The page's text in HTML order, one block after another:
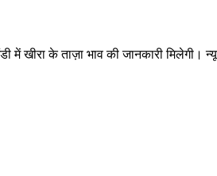
के ताज़ा भाव की जानकारी मिलेगी।